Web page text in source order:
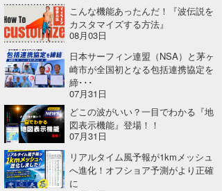
こんな機能あったんだ！『波伝説を
カスタマイズする方法』
08月03日
日本サーフィン連盟（NSA）と茅ヶ
崎市が全国初となる包括連携協定を
締･･･
07月31日
どこの波がいい？一目でわかる『地
図表示機能』登場！！
07月31日
リアルタイム風予報が1kmメッシュ
へ進化！オフショア予測がより正確
に
mitsuteru Kamio
Yasunari Inoue
Yoshiyuki Obata
arukasvision
DELTA FORCE SURF
CBA Films
熊谷素子
SURFMEDIA
Colors MAGAZINE
WAVAL
波伝説アンバサダー/プロライダー
福島寿実子
中浦“JET”章
嵯峨明日香
進士剛光
田原啓江
植村未来
波伝説スタッフ
☆加藤
+☆maki☆+
Aichan
chan-U
ECE
波伝説